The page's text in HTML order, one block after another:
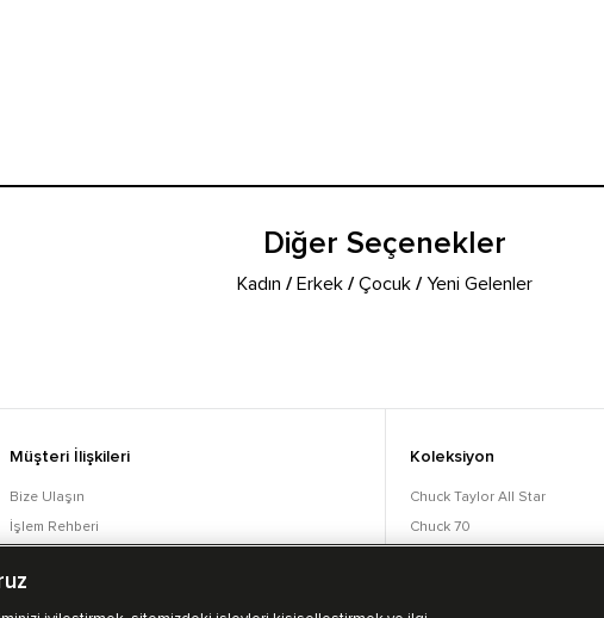
Diğer Seçenekler
Kadın /Erkek /Çocuk /Yeni Gelenler
Müşteri İlişkileri
Bize Ulaşın
İşlem Rehberi
Converse Coins
Koleksiyon
Chuck Taylor All Star
Chuck 70